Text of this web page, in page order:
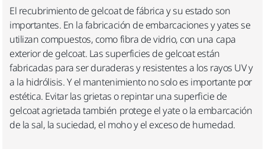
Dirección de la Empresa
Código Postal
El recubrimiento de gelcoat de fábrica y su estado son
importantes. En la fabricación de embarcaciones y yates se
utilizan compuestos, como fibra de vidrio, con una capa
exterior de gelcoat. Las superficies de gelcoat están
fabricadas para ser duraderas y resistentes a los rayos UV y
a la hidrólisis. Y el mantenimiento no solo es importante por
estética. Evitar las grietas o repintar una superficie de
gelcoat agrietada también protege el yate o la embarcación
de la sal, la suciedad, el moho y el exceso de humedad.